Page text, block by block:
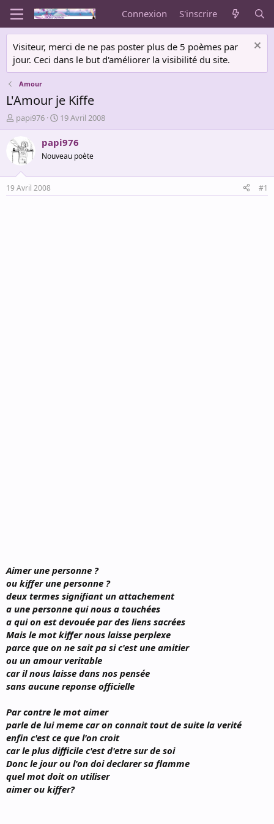
Connexion S'inscrire
Visiteur, merci de ne pas poster plus de 5 poèmes par
jour. Ceci dans le but d'améliorer la visibilité du site.
Amour
L'Amour je Kiffe
A
u
t
e
u
r
d
e
papi976
D
a
t
d
é
19 Avril 2008
papi976
Nouveau poète
19 Avril 2008 #1
Aimer une personne ?
ou kiffer une personne ?
deux termes signifiant un attachement
a une personne qui nous a touchées
a qui on est devouée par des liens sacrées
Mais le mot kiffer nous laisse perplexe
parce que on ne sait pa si c'est une amitier
ou un amour veritable
car il nous laisse dans nos pensée
sans aucune reponse officielle
Par contre le mot aimer
parle de lui meme car on connait tout de suite la verité
enfin c'est ce que l'on croit
car le plus difficile c'est d'etre sur de soi
Donc le jour ou l'on doi declarer sa flamme
quel mot doit on utiliser
aimer ou kiffer?